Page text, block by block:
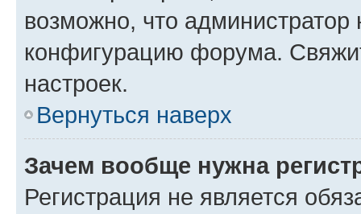
возможно, что администратор
конфигурацию форума.
настроек.
Вернуться наверх
Зачем вообще нужна
Регистрация не является